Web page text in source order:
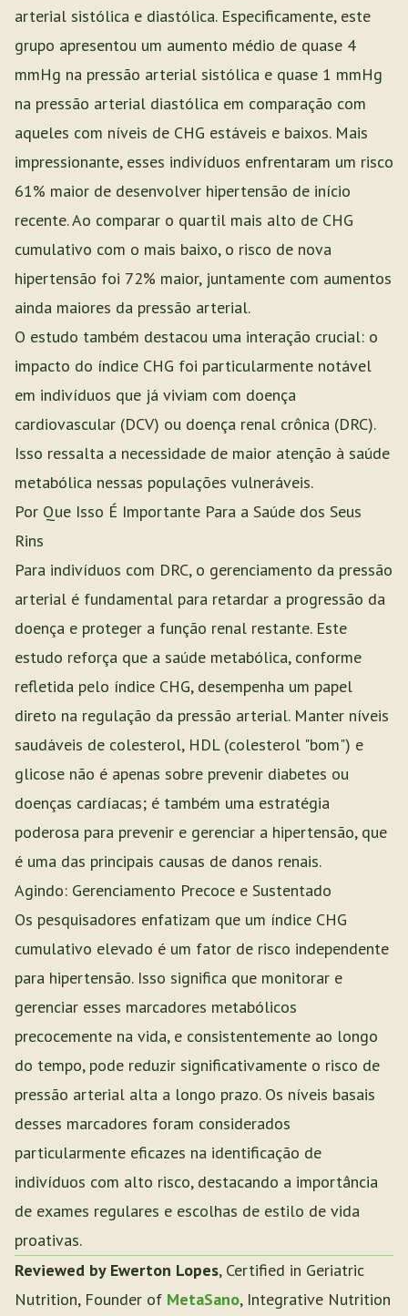
arterial sistólica e diastólica. Especificamente, este
grupo apresentou um aumento médio de quase 4
mmHg na pressão arterial sistólica e quase 1 mmHg
na pressão arterial diastólica em comparação com
aqueles com níveis de CHG estáveis e baixos. Mais
impressionante, esses indivíduos enfrentaram um risco
61% maior de desenvolver hipertensão de início
recente. Ao comparar o quartil mais alto de CHG
cumulativo com o mais baixo, o risco de nova
hipertensão foi 72% maior, juntamente com aumentos
ainda maiores da pressão arterial.
O estudo também destacou uma interação crucial: o
impacto do índice CHG foi particularmente notável
em indivíduos que já viviam com doença
cardiovascular (DCV) ou doença renal crônica (DRC).
Isso ressalta a necessidade de maior atenção à saúde
metabólica nessas populações vulneráveis.
Por Que Isso É Importante Para a Saúde dos Seus
Rins
Para indivíduos com DRC, o gerenciamento da pressão
arterial é fundamental para retardar a progressão da
doença e proteger a função renal restante. Este
estudo reforça que a saúde metabólica, conforme
refletida pelo índice CHG, desempenha um papel
direto na regulação da pressão arterial. Manter níveis
saudáveis de colesterol, HDL (colesterol "bom") e
glicose não é apenas sobre prevenir diabetes ou
doenças cardíacas; é também uma estratégia
poderosa para prevenir e gerenciar a hipertensão, que
é uma das principais causas de danos renais.
Agindo: Gerenciamento Precoce e Sustentado
Os pesquisadores enfatizam que um índice CHG
cumulativo elevado é um fator de risco independente
para hipertensão. Isso significa que monitorar e
gerenciar esses marcadores metabólicos
precocemente na vida, e consistentemente ao longo
do tempo, pode reduzir significativamente o risco de
pressão arterial alta a longo prazo. Os níveis basais
desses marcadores foram considerados
particularmente eficazes na identificação de
indivíduos com alto risco, destacando a importância
de exames regulares e escolhas de estilo de vida
proativas.
Reviewed by Ewerton Lopes, Certified in Geriatric
Nutrition, Founder of MetaSano, Integrative Nutrition